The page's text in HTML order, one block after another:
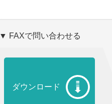
▼ FAXで問い合わせる
ダウンロード